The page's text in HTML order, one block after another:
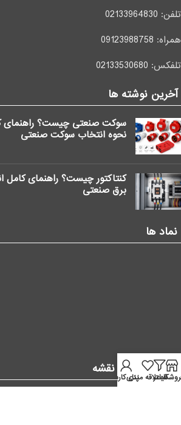
تلفن: 02133964830
همراه: 09123988758
تلفکس: 02133530680
آخرین نوشته ها
سوکت صنعتی چیست؟ راهنمای
نحوه انتخاب سوکت صنعتی
کنتاکتور چیست؟ راهنمای کامل
برق صنعتی
نماد ها
موقعیت ما در نقشه
فیلترعلاقه مندیپنل کاربر